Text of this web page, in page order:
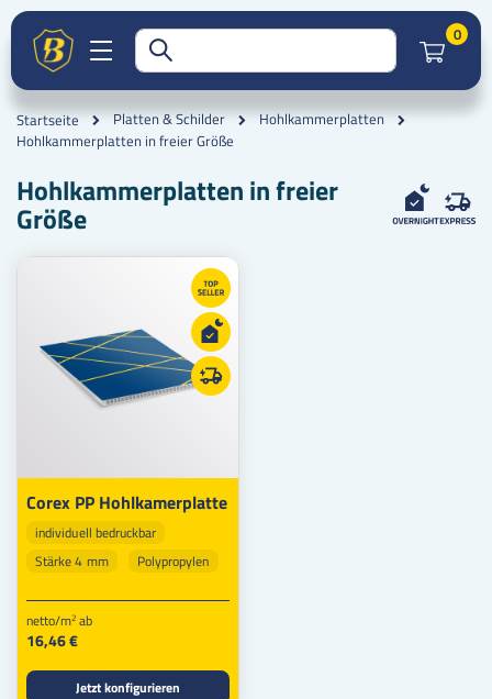
0
Startseite Platten & Schilder
Hohlkammerplatten
Hohlkammerplatten in freier Größe
Hohlkammerplatten in freier
Größe
Corex PP Hohlkamerplatte
individuell bedruckbar
Stärke 4 mm
Polypropylen
netto/m2 ab
16,46 €
Jetzt konfigurieren